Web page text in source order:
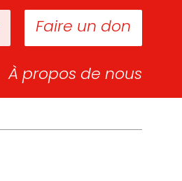
Faire un don
À propos de nous